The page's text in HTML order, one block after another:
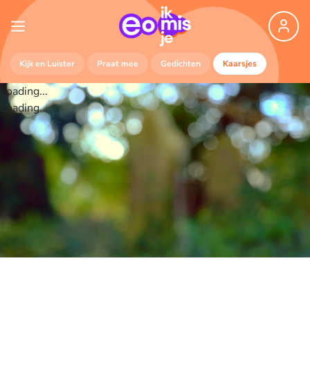
Kijk en Luister Praat mee Gedichten Kaarsjes
Loading...
Loading...